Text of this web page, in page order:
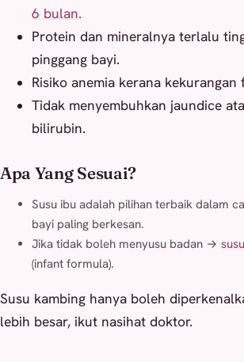
6 bulan.
Protein dan mineralnya terlalu
pinggang bayi.
Risiko anemia kerana kekurangan
Tidak menyembuhkan jaundice
bilirubin.
Apa Yang Sesuai?
Susu ibu adalah pilihan terbaik dalam
bayi paling berkesan.
Jika tidak boleh menyusu badan →
(infant formula).
Susu kambing hanya boleh
lebih besar, ikut nasihat doktor.